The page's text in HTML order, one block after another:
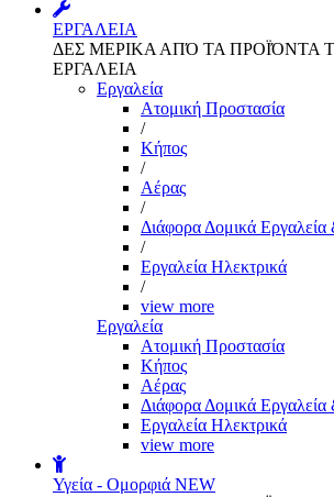
ΕΡΓΑΛΕΙΑ
ΔΕΣ ΜΕΡΙΚΑ ΑΠΌ ΤΑ ΠΡΟΪΌΝΤΑ
ΕΡΓΑΛΕΙΑ
Εργαλεία
Aτομική Προστασία
/
Kήπος
/
Αέρας
/
Διάφορα Δομικά
/
Εργαλεία Ηλεκτρικά
/
view more
Εργαλεία
Aτομική Προστασία
Kήπος
Αέρας
Διάφορα Δομικά
Εργαλεία Ηλεκτρικά
view more
Υγεία - Ομορφιά NEW